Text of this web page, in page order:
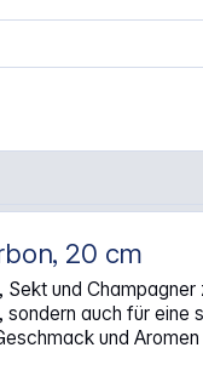
20 cm
und
auch für eine
und